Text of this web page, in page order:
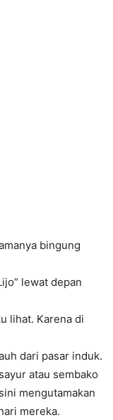
bingung
lewat depan
lihat. Karena di
dari pasar induk.
atau sembako
mengutamakan
mereka.